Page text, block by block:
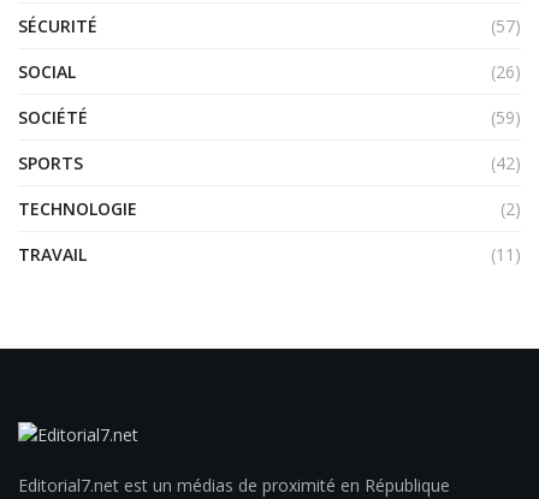
SÉCURITÉ
(57)
SOCIAL
(26)
SOCIÉTÉ
(59)
SPORTS
(42)
TECHNOLOGIE
(2)
TRAVAIL
(11)
Editorial7.net est un médias de proximité en République